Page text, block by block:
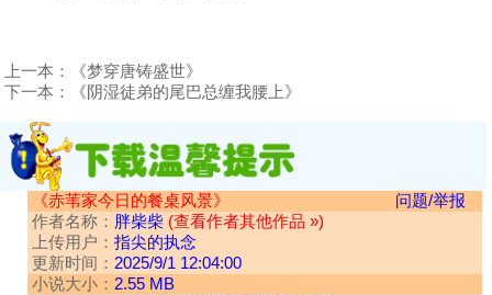
上一本：
《梦穿唐铸盛世》
下一本：
《阴湿徒弟的尾巴总缠我腰上》
《赤苇家今日的餐桌风景》
问题/举报
作者名称： 胖柴柴 (查看作者其他作品 »)
上传用户： 指尖的执念
更新时间： 2025/9/1 12:04:00
小说大小： 2.55 MB